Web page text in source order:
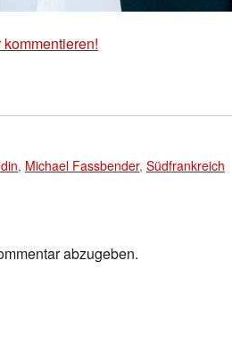
, Michael Fassbender, Südfrankreich
abzugeben.